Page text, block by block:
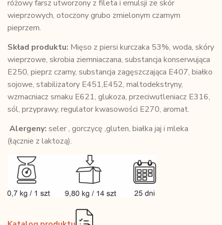
różowy farsz utworzony z fileta i emulsji ze skór
wieprzowych, otoczony grubo zmielonym czarnym
pieprzem.
Skład produktu: Mięso z piersi kurczaka 53%, woda, skóry
wieprzowe, skrobia ziemniaczana, substancja konserwująca
E250, pieprz czarny, substancja zagęszczająca E407, białko
sojowe, stabilizatory E451,E452, maltodekstryny,
wzmacniacz smaku E621, glukoza, przeciwutleniacz E316,
sól, przyprawy, regulator kwasowości E270, aromat.
Alergeny: seler , gorczycę ,gluten, białka jaj i mleka
(łącznie z laktozą).